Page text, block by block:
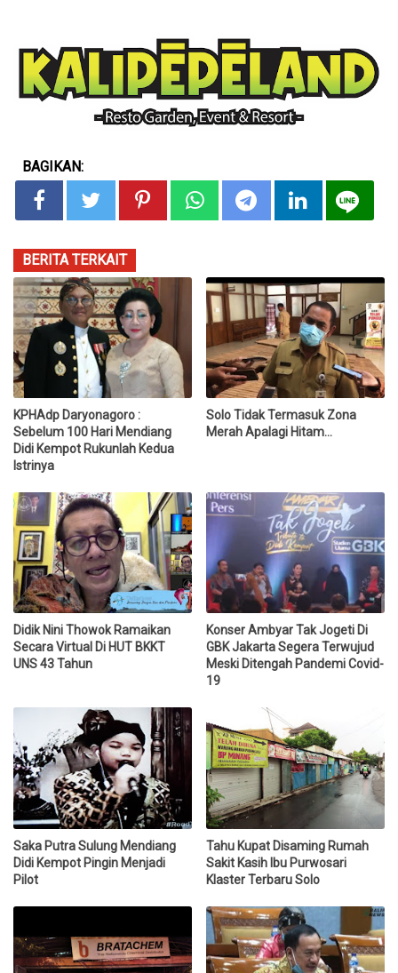
BAGIKAN:
BERITA TERKAIT
KPHAdp Daryonagoro :
Sebelum 100 Hari Mendiang
Didi Kempot Rukunlah Kedua
Istrinya
Solo Tidak Termasuk Zona
Merah Apalagi Hitam...
Didik Nini Thowok Ramaikan
Secara Virtual Di HUT BKKT
UNS 43 Tahun
Konser Ambyar Tak Jogeti Di
GBK Jakarta Segera Terwujud
Meski Ditengah Pandemi Covid-
19
Saka Putra Sulung Mendiang
Didi Kempot Pingin Menjadi
Pilot
Tahu Kupat Disaming Rumah
Sakit Kasih Ibu Purwosari
Klaster Terbaru Solo